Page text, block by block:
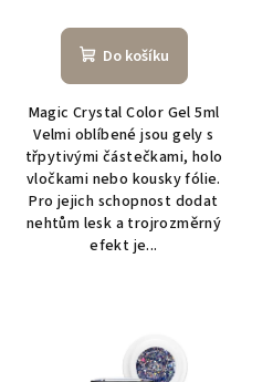
Do košíku
Magic Crystal Color Gel 5ml
Velmi oblíbené jsou gely s
třpytivými částečkami, holo
vločkami nebo kousky fólie.
Pro jejich schopnost dodat
nehtům lesk a trojrozměrný
efekt je...